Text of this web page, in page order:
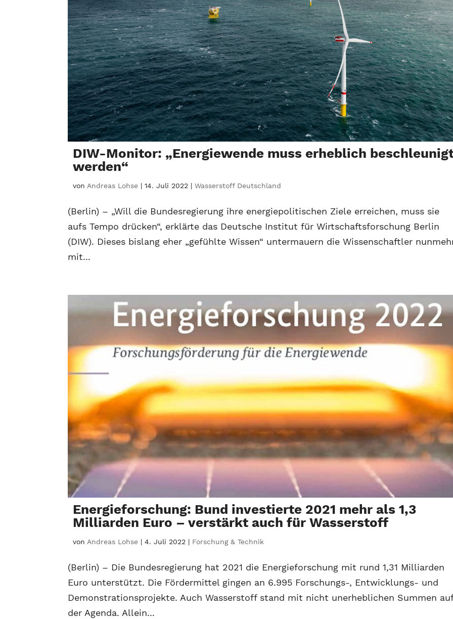
DIW-Monitor: „Energiewende muss erheblich
werden“
von Andreas Lohse |14. Juli 2022 |Wasserstoff Deutschland
(Berlin) – „Will die Bundesregierung ihre energiepolitischen Ziele erreichen, muss sie
aufs Tempo drücken“, erklärte das Deutsche Institut für Wirtschaftsforschung Berlin
(DIW). Dieses bislang eher „gefühlte Wissen“ untermauern die Wissenschaftler
mit...
Energieforschung: Bund investierte 2021 mehr als 1,3
Milliarden Euro – verstärkt auch für Wasserstoff
von Andreas Lohse |4. Juli 2022 | Forschung & Technik
(Berlin) – Die Bundesregierung hat 2021 die Energieforschung mit rund 1,31 Milliarden
Euro unterstützt. Die Fördermittel gingen an 6.995 Forschungs-, Entwicklungs- und
Demonstrationsprojekte. Auch Wasserstoff stand mit nicht unerheblichen Summen
der Agenda. Allein...